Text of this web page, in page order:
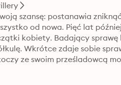
szansę: postanawia
od nowa. Pięć lat
kobiety. Badający sprawę
Wkrótce zdaje sobie
ze swoim prześladowcą